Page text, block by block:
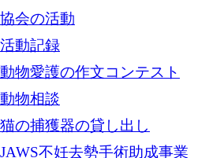
協会の活動
活動記録
動物愛護の作文コンテスト
動物相談
猫の捕獲器の貸し出し
JAWS不妊去勢手術助成事業